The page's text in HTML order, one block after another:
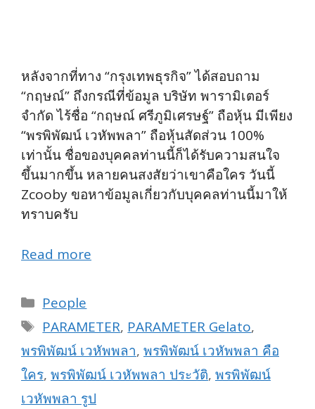
หลังจากที่ทาง “กรุงเทพธุรกิจ” ได้สอบถาม
“กฤษณ์” ถึงกรณีที่ข้อมูล บริษัท พารามิเตอร์
จำกัด ไร้ชื่อ “กฤษณ์ ศรีภูมิเศรษฐ์” ถือหุ้น มีเพียง
“พรพิพัฒน์ เวหัพพลา” ถือหุ้นสัดส่วน 100%
เท่านั้น ชื่อของบุคคลท่านนี้ก็ได้รับความสนใจ
ขึ้นมากขึ้น หลายคนสงสัยว่าเขาคือใคร วันนี้
Zcooby ขอหาข้อมูลเกี่ยวกับบุคคลท่านนี้มาให้
ทราบครับ
Read more
Categories
People
Tags
PARAMETER, PARAMETER Gelato,
พรพิพัฒน์ เวหัพพลา, พรพิพัฒน์ เวหัพพลา คือ
ใคร, พรพิพัฒน์ เวหัพพลา ประวัติ, พรพิพัฒน์
เวหัพพลา รูป